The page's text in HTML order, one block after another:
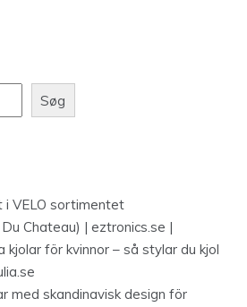
Søg
i VELO sortimentet
Chateau) | eztronics.se |
kjolar för kvinnor – så stylar du kjol
med skandinavisk design för